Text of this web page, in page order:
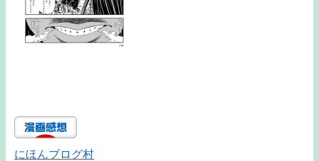
にほんブログ村